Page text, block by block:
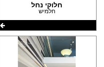
חלוקי נחל
חלמיש